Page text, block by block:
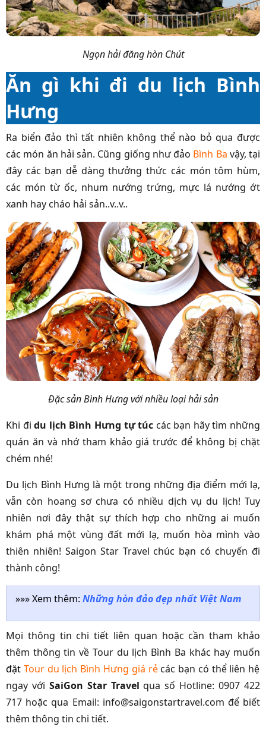
Ngọn hải đăng hòn Chút
Ăn gì khi đi du lịch Bình
Hưng
Ra biển đảo thì tất nhiên không thể nào bỏ qua được
các món ăn hải sản. Cũng giống như đảo Bình Ba vậy, tại
đây các bạn dễ dàng thưởng thức các món tôm hùm,
các món từ ốc, nhum nướng trứng, mực lá nướng ớt
xanh hay cháo hải sản..v..v..
Đặc sản Bình Hưng với nhiều loại hải sản
Khi đi du lịch Bình Hưng tự túc các bạn hãy tìm những
quán ăn và nhớ tham khảo giá trước để không bị chặt
chém nhé!
Du lịch Bình Hưng là một trong những địa điểm mới lạ,
vẫn còn hoang sơ chưa có nhiều dịch vụ du lịch! Tuy
nhiên nơi đây thật sự thích hợp cho những ai muốn
khám phá một vùng đất mới lạ, muốn hòa mình vào
thiên nhiên! Saigon Star Travel chúc bạn có chuyến đi
thành công!
»»» Xem thêm: Những hòn đảo đẹp nhất Việt Nam
Mọi thông tin chi tiết liên quan hoặc cần tham khảo
thêm thông tin về Tour du lịch Bình Ba khác hay muốn
đặt Tour du lịch Bình Hưng giá rẻcác bạn có thể liên hệ
ngay với SaiGon Star Travel qua số Hotline: 0907 422
717 hoặc qua Email: info@saigonstartravel.com để biết
thêm thông tin chi tiết.